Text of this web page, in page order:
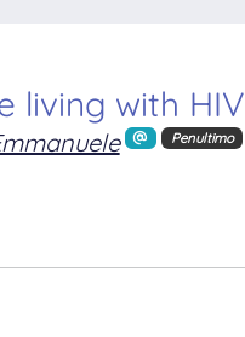
living with HIV
Penultimo